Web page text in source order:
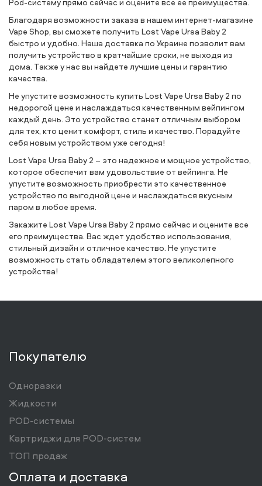
Благодаря возможности заказа в нашем интернет-магазине
Vape Shop, вы сможете получить Lost Vape Ursa Baby 2
быстро и удобно. Наша доставка по Украине позволит вам
получить устройство в кратчайшие сроки, не выходя из
дома. Также у нас вы найдете лучшие цены и гарантию
качества.
Не упустите возможность купить Lost Vape Ursa Baby 2 по
недорогой цене и наслаждаться качественным вейпингом
каждый день. Это устройство станет отличным выбором
для тех, кто ценит комфорт, стиль и качество. Порадуйте
себя новым устройством уже сегодня!
Lost Vape Ursa Baby 2 – это надежное и мощное устройство,
которое обеспечит вам удовольствие от вейпинга. Не
упустите возможность приобрести это качественное
устройство по выгодной цене и наслаждаться вкусным
паром в любое время.
Закажите Lost Vape Ursa Baby 2 прямо сейчас и оцените все
его преимущества. Вас ждет удобство использования,
стильный дизайн и отличное качество. Не упустите
возможность стать обладателем этого великолепного
устройства!
Покупателю
Одноразки
Жидкости
POD-системы
Картриджи для POD-систем
ТОП продаж
Оплата и доставка